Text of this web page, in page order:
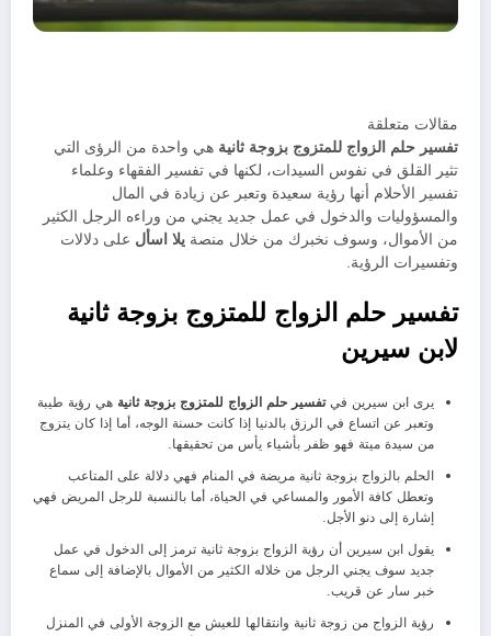
مقالات متعلقة
تفسير حلم الزواج للمتزوج بزوجة ثانية هي واحدة من الرؤى التي
تثير القلق في نفوس السيدات، لكنها في تفسير الفقهاء وعلماء
تفسير الأحلام أنها رؤية سعيدة وتعبر عن زيادة في المال
والمسؤوليات والدخول في عمل جديد يجني من وراءه الرجل الكثير
من الأموال، وسوف نخبرك من خلال منصة يلا اسأل على دلالات
وتفسيرات الرؤية.
تفسير حلم الزواج للمتزوج بزوجة ثانية
لابن سيرين
يرى ابن سيرين فيتفسير حلم الزواج للمتزوج بزوجة ثانية هي رؤية طيبة
وتعبر عن اتساع في الرزق بالدنيا إذا كانت حسنة الوجه، أما إذا كان يتزوج
من سيدة ميتة فهو ظفر بأشياء يأس من تحقيقها.
الحلم بالزواج بزوجة ثانية مريضة في المنام فهي دلالة على المتاعب
وتعطل كافة الأمور والمساعي في الحياة، أما بالنسبة للرجل المريض فهي
إشارة إلى دنو الأجل.
يقول ابن سيرين أن رؤية الزواج بزوجة ثانية ترمز إلى الدخول في عمل
جديد سوف يجني الرجل من خلاله الكثير من الأموال بالإضافة إلى سماع
خبر سار عن قريب.
رؤية الزواج من زوجة ثانية وانتقالها للعيش مع الزوجة الأولى في المنزل